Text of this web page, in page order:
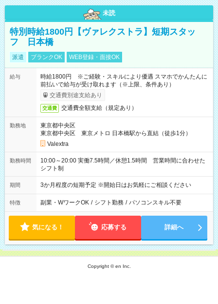
未読
特別時給1800円【ヴァレクストラ】短期スタッ
フ 日本橋
派遣 ブランクOK WEB登録・面接OK
給与
時給1800円 ※ご経験・スキルにより優遇 スマホでかんたんに
前払いで給与が受け取れます（※上限、条件あり）
交通費別途支給あり
交通費 交通費全額支給（規定あり）
勤務地
東京都中央区
東京都中央区 東京メトロ 日本橋駅から直結（徒歩1分）
Valextra
勤務時間
10:00～20:00 実働7.5時間／休憩1.5時間 営業時間に合わせた
シフト制
期間 3か月程度の短期予定 ※開始日はお気軽にご相談ください
特徴 副業・WワークOK / シフト勤務 / パソコンスキル不要
気になる！ 応募する 詳細へ
Copyright © en Inc.